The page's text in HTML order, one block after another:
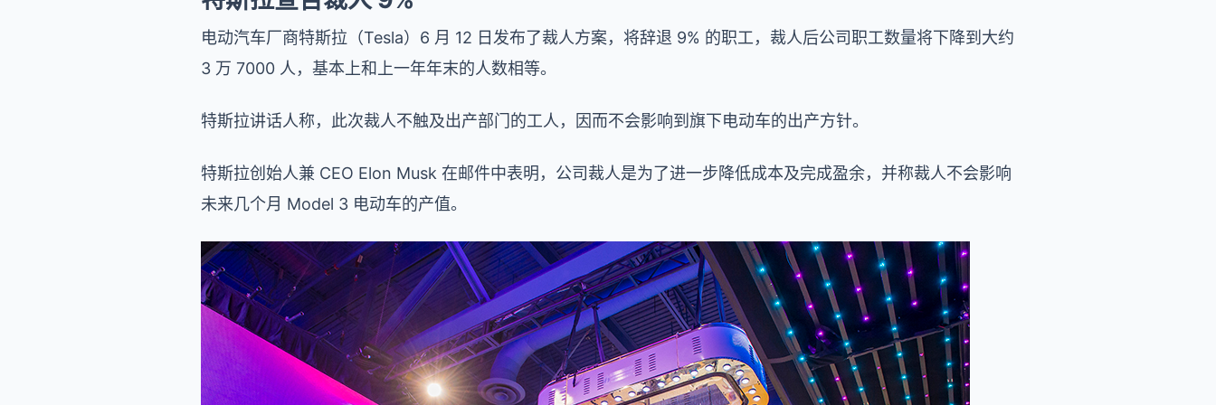
电动汽车厂商特斯拉（Tesla）6 月 12 日发布了裁人方案，将辞退 9% 的职工，裁人后公司职工数量将下降到大约
3 万 7000 人，基本上和上一年年末的人数相等。
特斯拉讲话人称，此次裁人不触及出产部门的工人，因而不会影响到旗下电动车的出产方针。
特斯拉创始人兼 CEO Elon Musk 在邮件中表明，公司裁人是为了进一步降低成本及完成盈余，并称裁人不会影响
未来几个月 Model 3 电动车的产值。